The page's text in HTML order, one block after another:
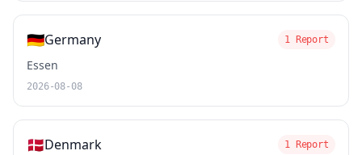
🇩🇪Germany 1 Report
Essen
2026-08-08
🇩🇰Denmark 1 Report